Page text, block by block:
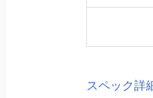
スペック詳